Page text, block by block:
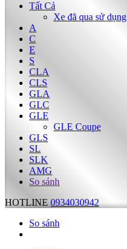
Tất Cả
Xe đã qua sử dụng
A
C
E
S
CLA
CLS
GLA
GLC
GLE
GLE Coupe
GLS
SL
SLK
AMG
So sánh
HOTLINE 0934030942
So sánh